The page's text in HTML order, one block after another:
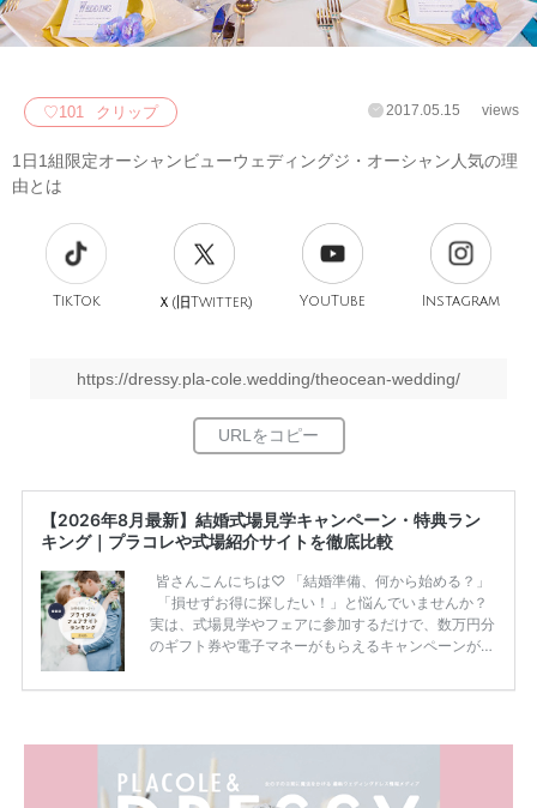
♡101 クリップ 2017.05.15 views
1日1組限定オーシャンビューウェディングジ・オーシャン人気の理
由とは
TikTok Ｘ(旧Twitter) YouTube Instagram
https://dressy.pla-cole.wedding/theocean-wedding/
【2026年8月最新】結婚式場見学キャンペーン・特典ラン
キング｜プラコレや式場紹介サイトを徹底比較
皆さんこんにちは♡ 「結婚準備、何から始める？」
「損せずお得に探したい！」と悩んでいませんか？
実は、式場見学やフェアに参加するだけで、数万円分
のギフト券や電子マネーがもらえるキャンペーンがあ
ため、比較せずに選ぶと損をしてしまうことも……。
内容：特典金額・条件・応募方法・注意点 「どこが
一番お得？」「プラコレの特典は？」といった疑問も